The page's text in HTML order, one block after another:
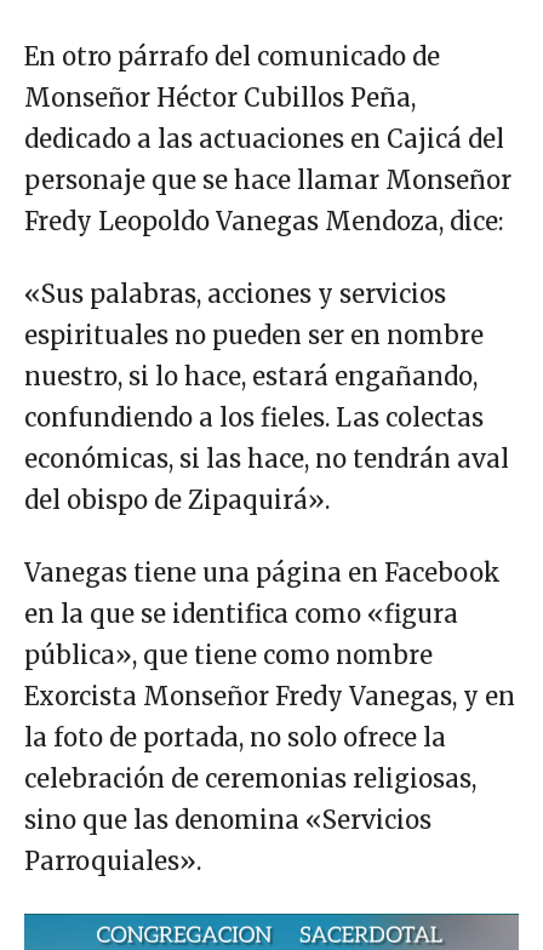
En otro párrafo del comunicado de
Monseñor Héctor Cubillos Peña,
dedicado a las actuaciones en Cajicá del
personaje que se hace llamar Monseñor
Fredy Leopoldo Vanegas Mendoza, dice:
«Sus palabras, acciones y servicios
espirituales no pueden ser en nombre
nuestro, si lo hace, estará engañando,
confundiendo a los fieles. Las colectas
económicas, si las hace, no tendrán aval
del obispo de Zipaquirá».
Vanegas tiene una página en Facebook
en la que se identifica como «figura
pública», que tiene como nombre
Exorcista Monseñor Fredy Vanegas, y en
la foto de portada, no solo ofrece la
celebración de ceremonias religiosas,
sino que las denomina «Servicios
Parroquiales».